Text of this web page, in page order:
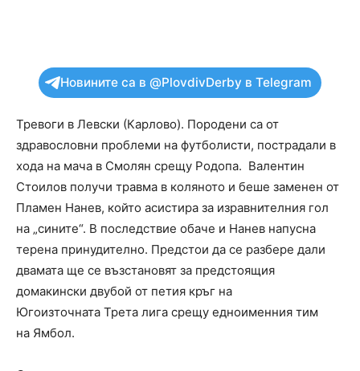
Новините са в @PlovdivDerby в Telegram
Тревоги в Левски (Карлово). Породени са от
здравословни проблеми на футболисти, пострадали в
хода на мача в Смолян срещу Родопа. Валентин
Стоилов получи травма в коляното и беше заменен от
Пламен Нанев, който асистира за изравнителния гол
на „сините“. В последствие обаче и Нанев напусна
терена принудително. Предстои да се разбере дали
двамата ще се възстановят за предстоящия
домакински двубой от петия кръг на
Югоизточната Трета лига срещу едноименния тим
на Ямбол.